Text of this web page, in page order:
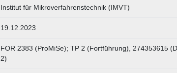
Institut für Mikroverfahrenstechnik (IMVT)
19.12.2023
FOR 2383 (ProMiSe); TP 2 (Fortführung), 274353615
2)